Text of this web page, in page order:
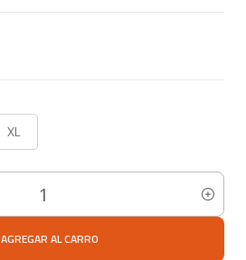
XL
AGREGAR AL CARRO